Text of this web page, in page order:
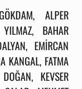
ALPER
BAHAR
EMİRCAN
KANGAL, FATMA
KEVSER